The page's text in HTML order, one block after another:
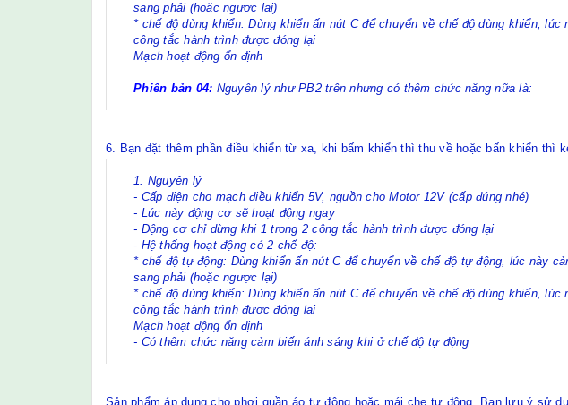
sang phải (hoặc ngược lại)
* chế độ dùng khiển: Dùng khiển ấn nút C để chuyển về chế độ dùng khiển,
công tắc hành trình được đóng lại
Mạch hoạt động ổn định
Phiên bản 04: Nguyên lý như PB2 trên nhưng có thêm chức năng nữa là:
6. Bạn đặt thêm phần điều khiển từ xa, khi bấm khiển thì thu về hoặc bấn khiển thì
1. Nguyên lý
- Cấp điện cho mạch điều khiển 5V, nguồn cho Motor 12V (cấp đúng nhé)
- Lúc này động cơ sẽ hoạt động ngay
- Động cơ chỉ dừng khi 1 trong 2 công tắc hành trình được đóng lại
- Hệ thống hoạt động có 2 chế độ:
* chế độ tự động: Dùng khiển ấn nút C để chuyển về chế độ tự động, lúc này
sang phải (hoặc ngược lại)
* chế độ dùng khiển: Dùng khiển ấn nút C để chuyển về chế độ dùng khiển,
công tắc hành trình được đóng lại
Mạch hoạt động ổn định
- Có thêm chức năng cảm biến ánh sáng khi ở chế độ tự động
Sản phẩm áp dụng cho phơi quần áo tự động hoặc mái che tự động. Bạn lưu ý sử